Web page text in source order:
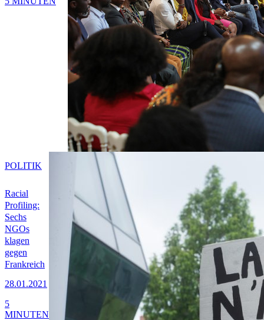
Racial
Profiling:
Sechs
NGOs
klagen
gegen
Frankreich
28.01.2021
POLITIK
5
MINUTEN